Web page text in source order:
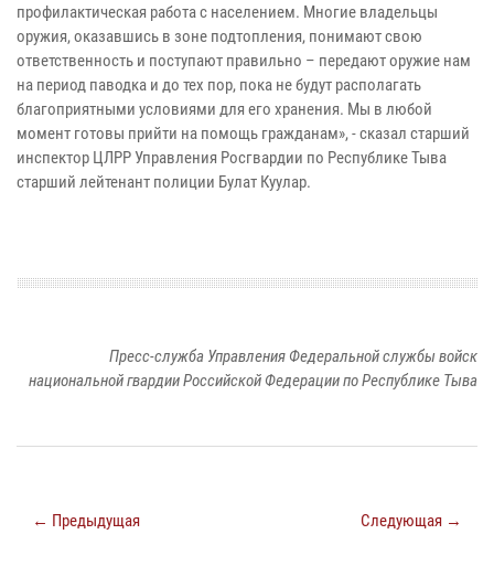
профилактическая работа с населением. Многие владельцы
оружия, оказавшись в зоне подтопления, понимают свою
ответственность и поступают правильно – передают оружие нам
на период паводка и до тех пор, пока не будут располагать
благоприятными условиями для его хранения. Мы в любой
момент готовы прийти на помощь гражданам», - сказал старший
инспектор ЦЛРР Управления Росгвардии по Республике Тыва
старший лейтенант полиции Булат Куулар.
Пресс-служба Управления Федеральной службы войск
национальной гвардии Российской Федерации по Республике Тыва
← Предыдущая Следующая →